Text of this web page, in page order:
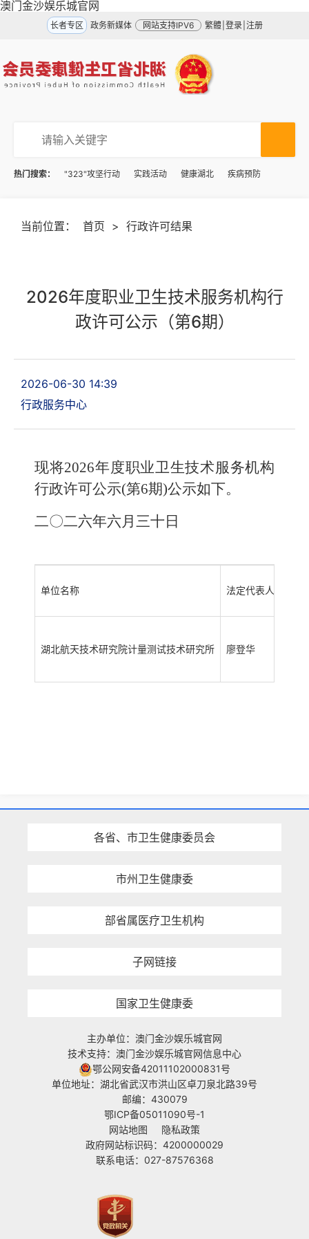
澳门金沙娱乐城官网
长者专区 政务新媒体 网站支持IPV6 繁體 登录 注册
热门搜索： "323"攻坚行动 实践活动 健康湖北 疾病预防
当前位置： 首页 > 行政许可结果
2026年度职业卫生技术服务机构行
政许可公示（第6期）
2026-06-30 14:39
行政服务中心
现将2026年度职业卫生技术服务机构
行政许可公示(第6期)公示如下。
二〇二六年六月三十日
单位名称 法定代表人
湖北航天技术研究院计量测试技术研究所 廖登华
各省、市卫生健康委员会
市州卫生健康委
部省属医疗卫生机构
子网链接
国家卫生健康委
主办单位：澳门金沙娱乐城官网
技术支持：澳门金沙娱乐城官网信息中心
鄂公网安备42011102000831号
单位地址：湖北省武汉市洪山区卓刀泉北路39号
邮编：430079
鄂ICP备05011090号-1
网站地图
隐私政策
政府网站标识码：4200000029
联系电话：027-87576368